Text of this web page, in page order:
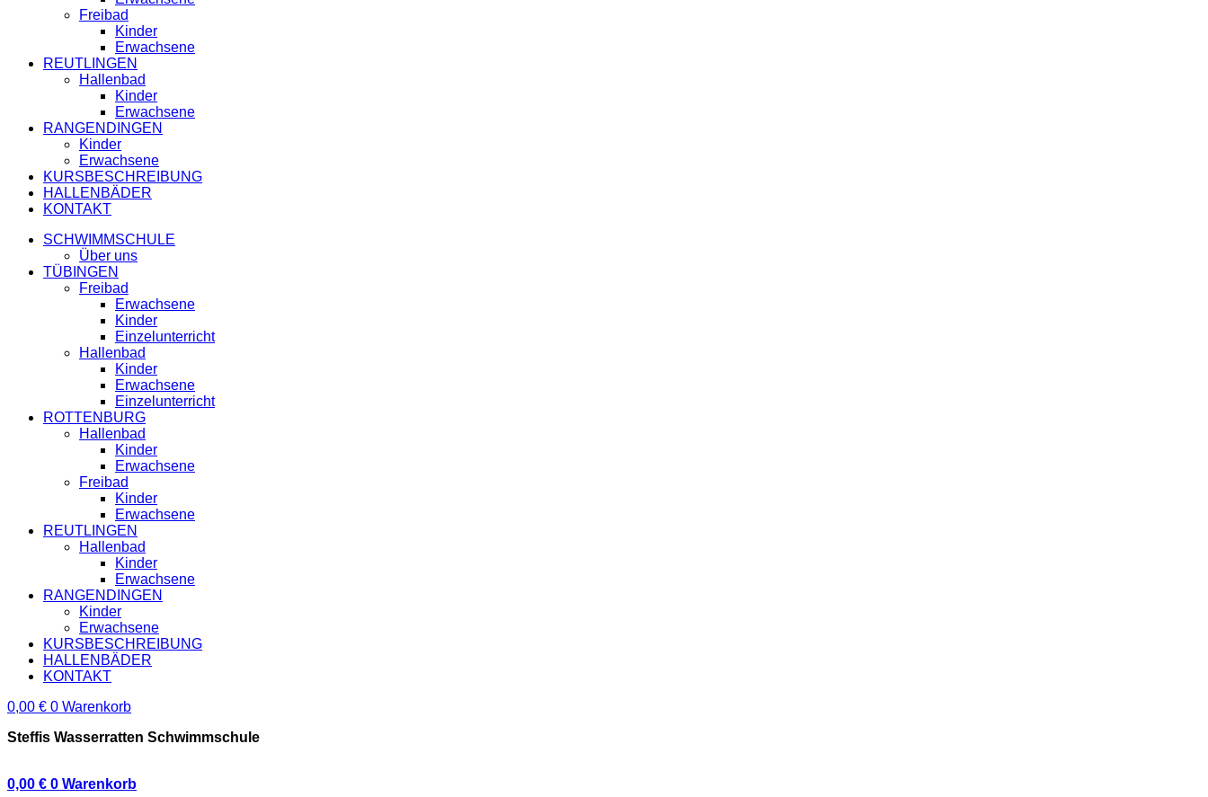
Freibad
Kinder
Erwachsene
REUTLINGEN
Hallenbad
Kinder
Erwachsene
RANGENDINGEN
Kinder
Erwachsene
KURSBESCHREIBUNG
HALLENBÄDER
KONTAKT
SCHWIMMSCHULE
Über uns
TÜBINGEN
Freibad
Erwachsene
Kinder
Einzelunterricht
Hallenbad
Kinder
Erwachsene
Einzelunterricht
ROTTENBURG
Hallenbad
Kinder
Erwachsene
Freibad
Kinder
Erwachsene
REUTLINGEN
Hallenbad
Kinder
Erwachsene
RANGENDINGEN
Kinder
Erwachsene
KURSBESCHREIBUNG
HALLENBÄDER
KONTAKT
0,00 € 0 Warenkorb
Steffis Wasserratten Schwimmschule
0,00 € 0 Warenkorb